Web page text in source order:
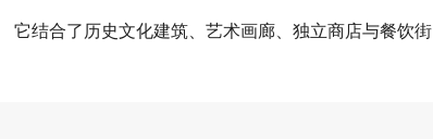
它结合了历史文化建筑、艺术画廊、独立商店与餐饮街